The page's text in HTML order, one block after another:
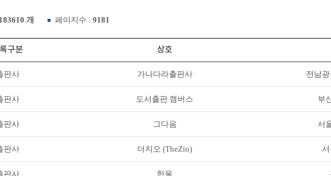
183610 개 페이지수 : 9181
구분 상호
판사 가나다라출판사 전남
판사 도서출판 캠버스 부
판사 그다음 서
판사 더지오 (TheZio)
판사 한울